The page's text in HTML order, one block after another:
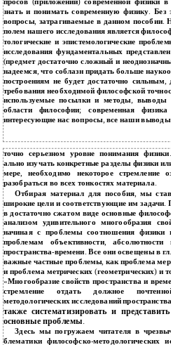
просов(приложений)современной физики
знать и понимать современную физику. Без
вопросы, затрагиваемые в данном пособии.
полем нашего исследования является
тологические и эпистемологические
исследования фундаментальных
(предмет достаточно сложный и
надеемся,что соблазн придать больше
построениям не будет достаточно сильным
требования необходимой философской
используемые посылки и методы, выводы
области философии;современная
интересующие нас вопросы, все наши выводы
точно серьезном уровне понимания физики.
ально изучать конкретные разделы физики
мере, необходимо некоторое стремление
разобраться во всех тонкостях материала.
Отбирая материал для пособия,мы
широкие цели и соответствующие им задачи
в достаточно сжатом виде основные
анализом удивительного многообразия
начиная с проблемы соотношения физики
проблемам объективности,абсолютности
пространства-времени. Все они освещены в гл
важные частные проблемы, как проблема
и проблема метрических(геометрических) и
«Многообразие свойств пространства и
стремление отдать должное
методологических исследований
также систематизировать и
основные проблемы.
Здесь мы погружаем читателя в
блематики философско-методологических